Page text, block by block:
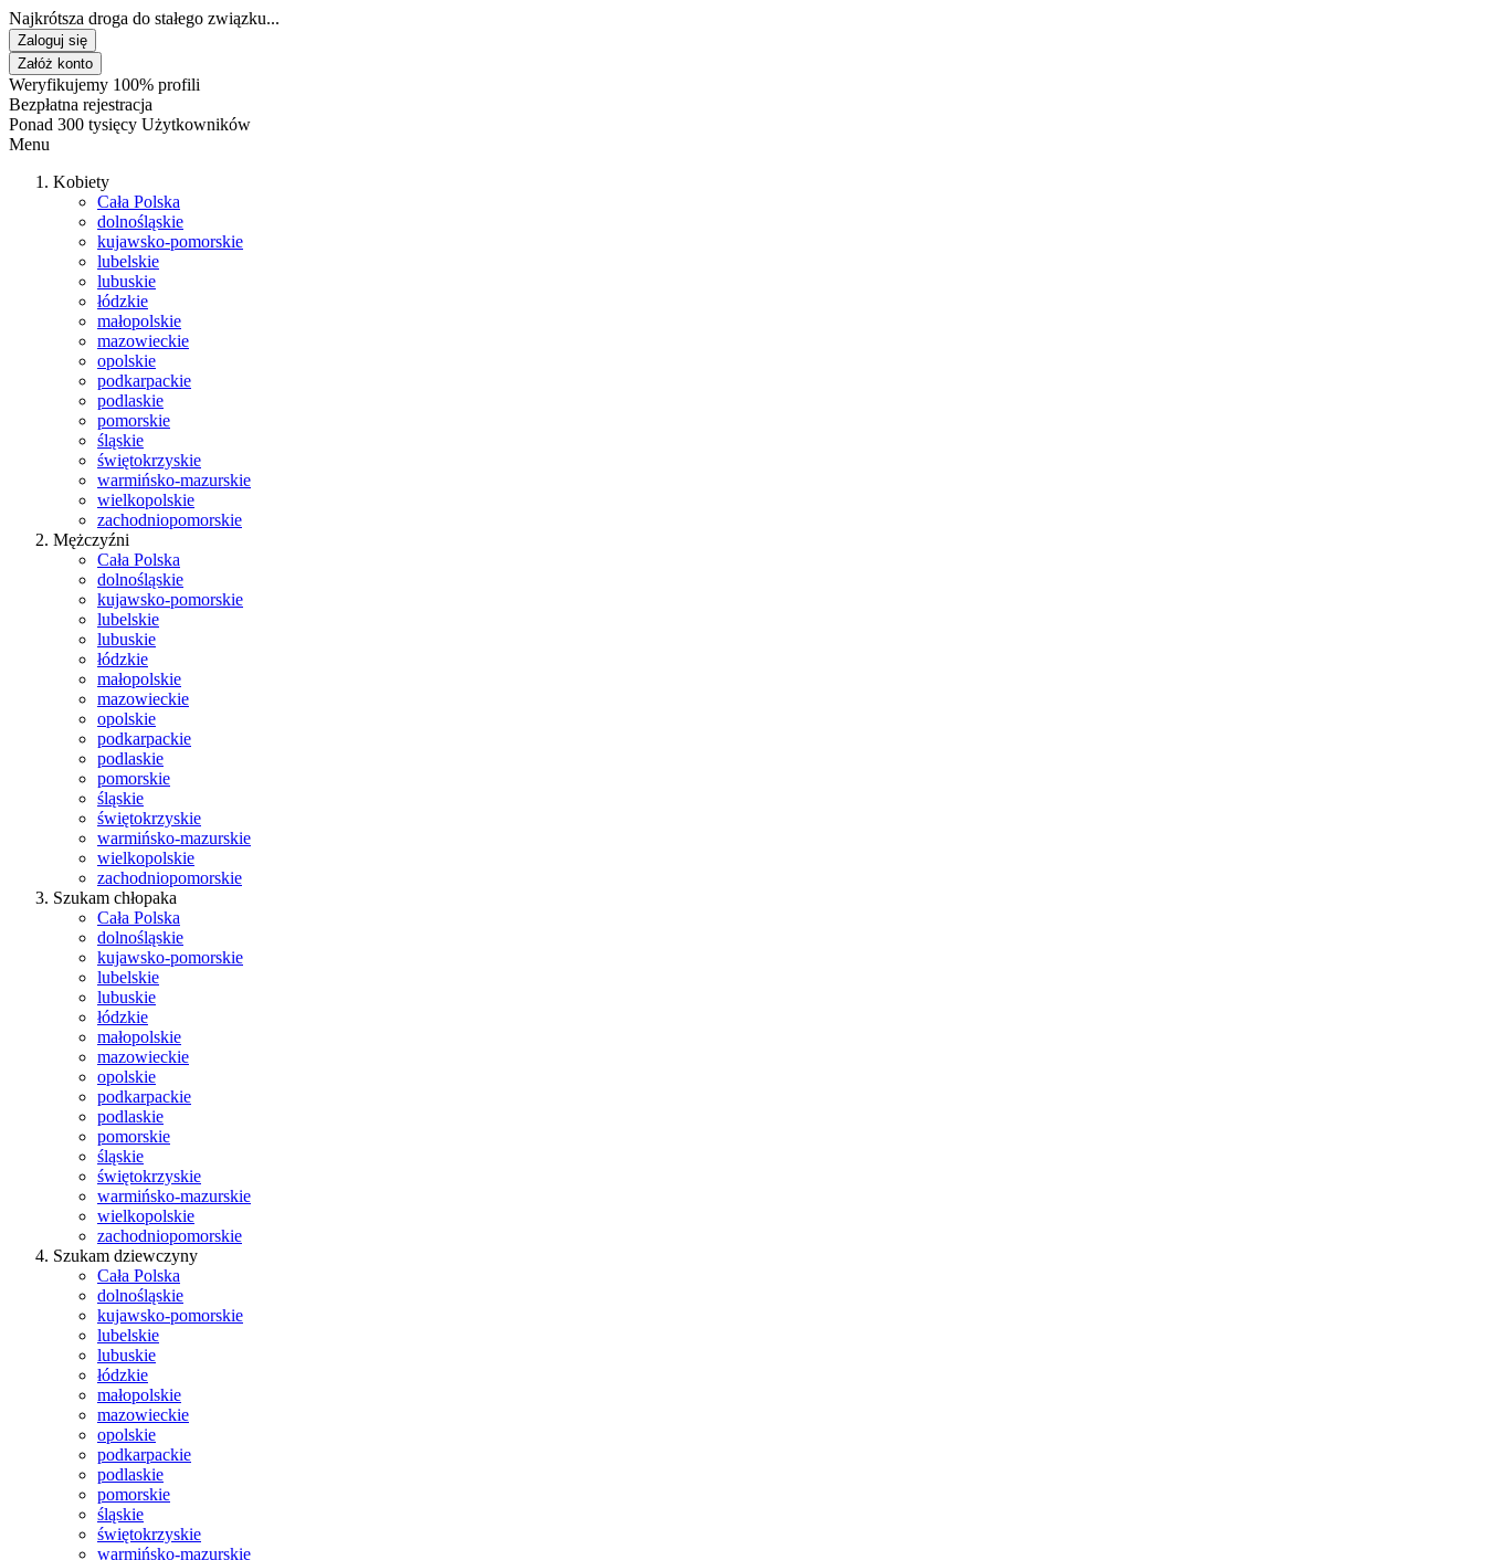
Najkrótsza droga do stałego związku...
Zaloguj się
Załóż konto
Weryfikujemy 100% profili
Bezpłatna rejestracja
Ponad 300 tysięcy Użytkowników
Menu
Kobiety
Cała Polska
dolnośląskie
kujawsko-pomorskie
lubelskie
lubuskie
łódzkie
małopolskie
mazowieckie
opolskie
podkarpackie
podlaskie
pomorskie
śląskie
świętokrzyskie
warmińsko-mazurskie
wielkopolskie
zachodniopomorskie
Mężczyźni
Cała Polska
dolnośląskie
kujawsko-pomorskie
lubelskie
lubuskie
łódzkie
małopolskie
mazowieckie
opolskie
podkarpackie
podlaskie
pomorskie
śląskie
świętokrzyskie
warmińsko-mazurskie
wielkopolskie
zachodniopomorskie
Szukam chłopaka
Cała Polska
dolnośląskie
kujawsko-pomorskie
lubelskie
lubuskie
łódzkie
małopolskie
mazowieckie
opolskie
podkarpackie
podlaskie
pomorskie
śląskie
świętokrzyskie
warmińsko-mazurskie
wielkopolskie
zachodniopomorskie
Szukam dziewczyny
Cała Polska
dolnośląskie
kujawsko-pomorskie
lubelskie
lubuskie
łódzkie
małopolskie
mazowieckie
opolskie
podkarpackie
podlaskie
pomorskie
śląskie
świętokrzyskie
warmińsko-mazurskie